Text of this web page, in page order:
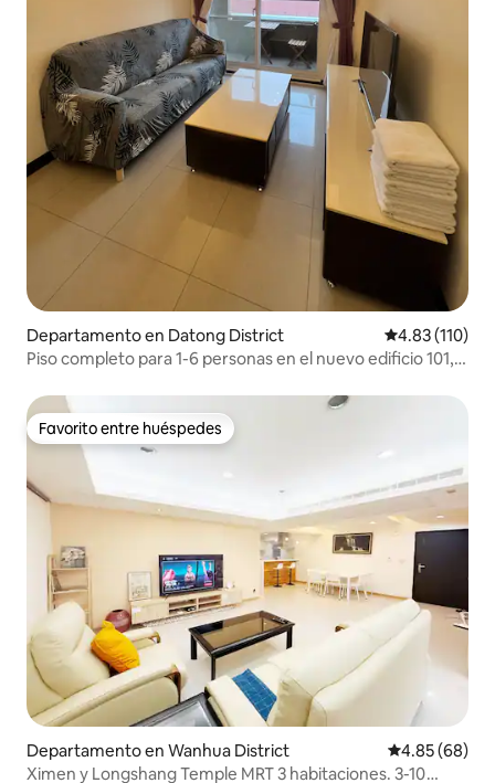
Departamento en Datong District Calificación
4.83 (110)
Piso completo para 1-6 personas en el nuevo edificio 101,
Favorito entre huéspedes
Favorito entre huéspedes
Departamento en Wanhua District Calificación
4.85 (68)
Ximen y Longshang Temple MRT 3 habitaciones. 3-10